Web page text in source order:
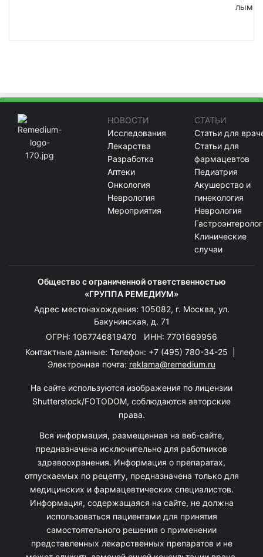
лым
НОВОСТИ
Исследования
Лекарства
Разработка
Аптеки
Онкология
Неврология
Мероприятия
СТАТЬИ
Статьи для
Статьи для
фармацевтов
Педиатрия
Акушерство и
гинекология
Неврология
Клинические
случаи
Общество с ограниченной ответственностью
«ГРУППА РЕМЕДИУМ»
Адрес местонахождения: 105082, г. Москва, ул.
Бакунинская, д. 71
ОГРН: 1067746819470 ИНН: 7701669956
Контактные данные: Телефон: +7 (495) 780-34-25
Электронная почта: reklama@remedium.ru
На сайте используются изображения по лицензии
Shutterstock/FOTODOM, соблюдаются авторские
права.
Вся информация, размещенная на веб-сайте,
предназначена исключительно для работников
здравоохранения. Информация о препаратах,
отпускаемых по рецепту, предназначена только для
медицинских и фармацевтических специалистов.
Информация, содержащаяся на сайте, не должна
использоваться пациентами для принятия
самостоятельного решения о применении
представленных лекарственных препаратов и не